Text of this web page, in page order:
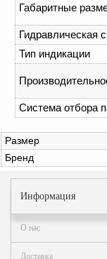
оборудование
Аналоги запасных
частей из
БЕНЗОВОЗОВ И
МИНИ АЗС
ОБОРУДОВАНИЕ
АГЗС, ГНС
О
компании
Услуги
Габаритные
Гидравлическая
Тип индикации
Система отбора
Размер
Бренд
Информация
О нас
Доставка